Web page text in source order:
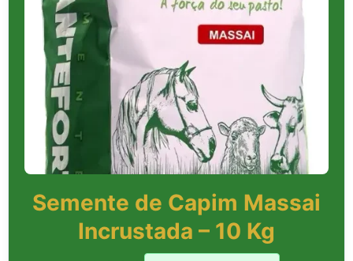
Semente de Capim Massai
Incrustada – 10 Kg